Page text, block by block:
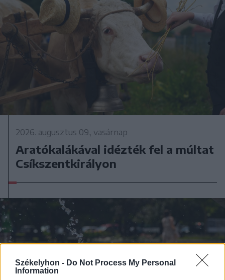
Székelyhon - Do Not Process My Personal
Information
2026. augusztus 09., vasárnap
Aratókalákával idézték fel a múltat
Csíkszentkirályon